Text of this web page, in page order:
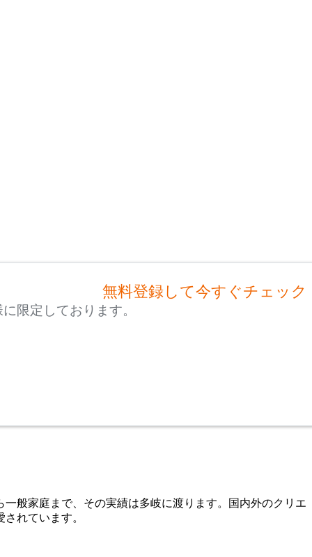
無料登録して今すぐチェック
限定しております。
般家庭まで、その実績は多岐に渡ります。国内外のクリエ
れています。